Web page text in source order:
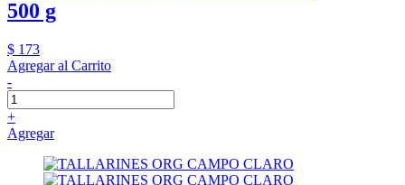
500 g
$ 173
Agregar al Carrito
-
+
Agregar